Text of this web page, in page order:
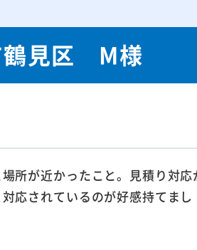
鶴見区 M様
所が近かったこと。見積り対応
応されているのが好感持てまし